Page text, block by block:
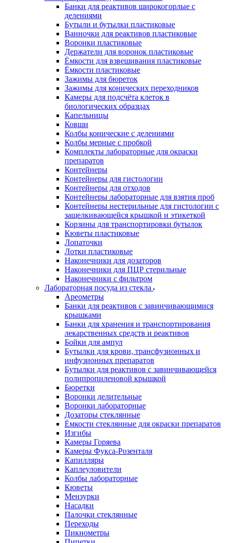
Банки для реактивов широкогорлые с
делениями
Бутыли и бутылки пластиковые
Ванночки для реактивов пластиковые
Воронки пластиковые
Держатели для воронок пластиковые
Ёмкости для взвешивания пластиковые
Ёмкости пластиковые
Зажимы для бюреток
Зажимы для конических переходников
Камеры для подсчёта клеток в
биологических образцах
Капельницы
Ковши
Колбы конические с делениями
Колбы мерные с пробкой
Комплекты лабораторные для окраски
препаратов
Контейнеры
Контейнеры для гистологии
Контейнеры для отходов
Контейнеры лабораторные для взятия проб
Контейнеры нестерильные для гистологии с
защелкивающейся крышкой и этикеткой
Корзины для транспортировки бутылок
Кюветы пластиковые
Лопаточки
Лотки пластиковые
Наконечники для дозаторов
Наконечники для ПЦР стерильные
Наконечники с фильтром
Лабораторная посуда из стекла
Ареометры
Банки для реактивов с завинчивающимися
крышками
Банки для хранения и транспортирования
лекарственных средств и реактивов
Бойки для ампул
Бутылки для крови, трансфузионных и
инфузионных препаратов
Бутылки для реактивов с завинчивающейся
полипропиленовой крышкой
Бюретки
Воронки делительные
Воронки лабораторные
Дозаторы стеклянные
Ёмкости стеклянные для окраски препаратов
Изгибы
Камеры Горяева
Камеры Фукса-Розенталя
Капилляры
Каплеуловители
Колбы лабораторные
Кюветы
Мензурки
Насадки
Палочки стеклянные
Переходы
Пикнометры